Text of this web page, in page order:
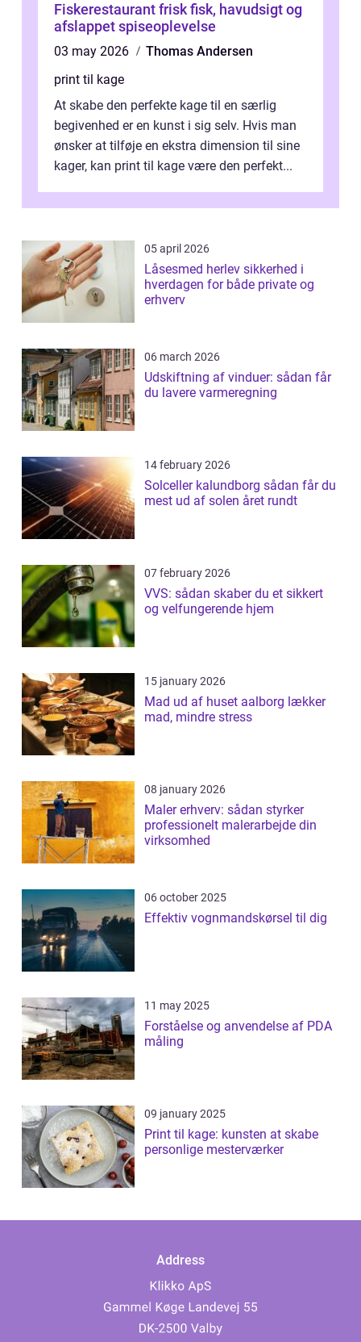
Fiskerestaurant frisk fisk, havudsigt og
afslappet spiseoplevelse
03 may 2026
Thomas Andersen
print til kage
At skabe den perfekte kage til en særlig
begivenhed er en kunst i sig selv. Hvis man
ønsker at tilføje en ekstra dimension til sine
kager, kan print til kage være den perfekt...
05 april 2026
Låsesmed herlev sikkerhed i
hverdagen for både private og
erhverv
06 march 2026
Udskiftning af vinduer: sådan får
du lavere varmeregning
14 february 2026
Solceller kalundborg sådan får du
mest ud af solen året rundt
07 february 2026
VVS: sådan skaber du et sikkert
og velfungerende hjem
15 january 2026
Mad ud af huset aalborg lækker
mad, mindre stress
08 january 2026
Maler erhverv: sådan styrker
professionelt malerarbejde din
virksomhed
06 october 2025
Effektiv vognmandskørsel til dig
11 may 2025
Forståelse og anvendelse af PDA
måling
09 january 2025
Print til kage: kunsten at skabe
personlige mesterværker
Address